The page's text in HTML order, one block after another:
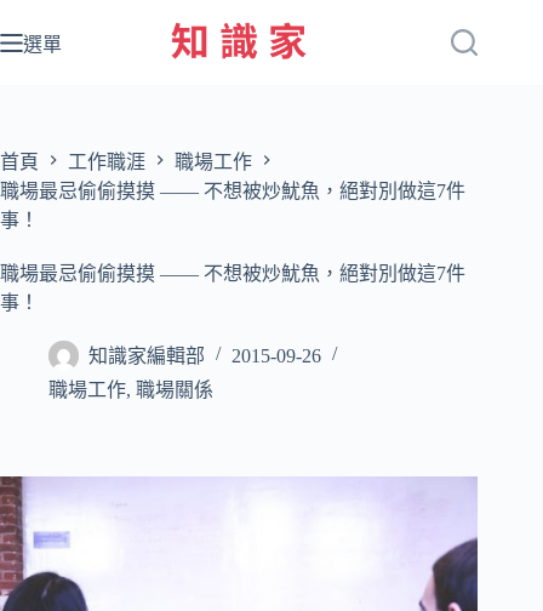
至
容
選單
首頁 工作職涯
職場工作
職場最忌偷偷摸摸 —— 不想被炒魷魚，絕對別做這7件
事！
職場最忌偷偷摸摸 —— 不想被炒魷魚，絕對別做這7件
事！
知識家編輯部
2015-09-26
職場工作, 職場關係